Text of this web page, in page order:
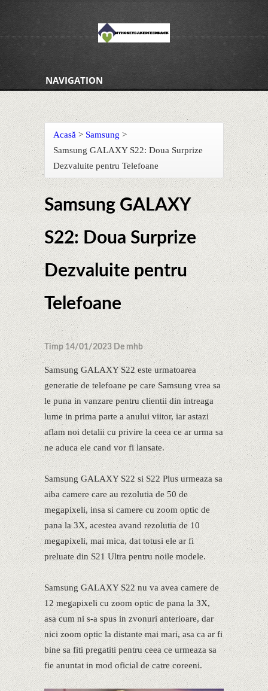
NAVIGATION
Acasă > Samsung >
Samsung GALAXY S22: Doua Surprize
Dezvaluite pentru Telefoane
Samsung GALAXY
S22: Doua Surprize
Dezvaluite pentru
Telefoane
Timp 14/01/2023 De mhb
Samsung GALAXY S22 este urmatoarea
generatie de telefoane pe care Samsung vrea sa
le puna in vanzare pentru clientii din intreaga
lume in prima parte a anului viitor, iar astazi
aflam noi detalii cu privire la ceea ce ar urma sa
ne aduca ele cand vor fi lansate.
Samsung GALAXY S22 si S22 Plus urmeaza sa
aiba camere care au rezolutia de 50 de
megapixeli, insa si camere cu zoom optic de
pana la 3X, acestea avand rezolutia de 10
megapixeli, mai mica, dat totusi ele ar fi
preluate din S21 Ultra pentru noile modele.
Samsung GALAXY S22 nu va avea camere de
12 megapixeli cu zoom optic de pana la 3X,
asa cum ni s-a spus in zvonuri anterioare, dar
nici zoom optic la distante mai mari, asa ca ar fi
bine sa fiti pregatiti pentru ceea ce urmeaza sa
fie anuntat in mod oficial de catre coreeni.